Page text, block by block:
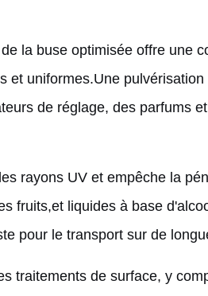
la buse optimisée offre une
uniformes.Une
de réglage, des parfums
rayons UV et empêche la
fruits,et liquides à base
pour le transport sur de
traitements de surface, y